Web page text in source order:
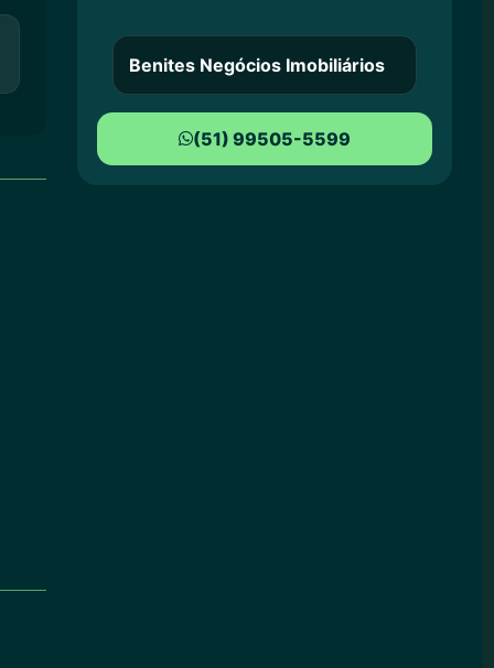
Benites Negócios Imobiliários
(51) 99505-5599